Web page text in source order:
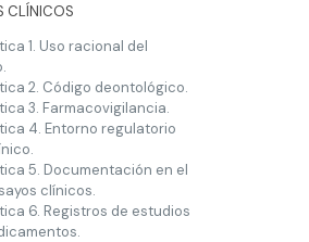
CLÍNICOS
1. Uso racional del
2. Código deontológico.
3. Farmacovigilancia.
4. Entorno regulatorio
5. Documentación en el
clínicos.
6. Registros de estudios